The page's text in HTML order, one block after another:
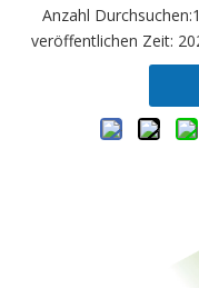
Anzahl Durchsuchen:
veröffentlichen Zeit: